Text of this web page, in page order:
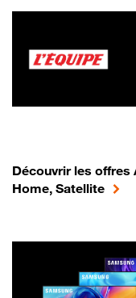
Découvrir les offres
Home, Satellite